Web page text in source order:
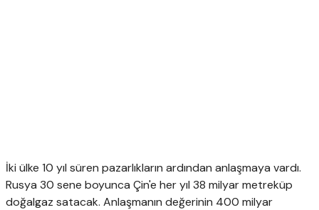
İki ülke 10 yıl süren pazarlıkların ardından anlaşmaya vardı.
Rusya 30 sene boyunca Çin'e her yıl 38 milyar metreküp
doğalgaz satacak. Anlaşmanın değerinin 400 milyar